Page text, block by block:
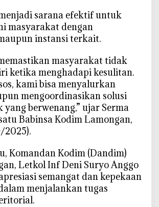
n
K
o
s
o
s
d
D
e
sarana efektif untuk
masyarakat dengan
instansi terkait.
masyarakat tidak
ketika menghadapi kesulitan.
kami bisa menyalurkan
mengoordinasikan solusi
yang berwenang,” ujar Serma
Babinsa Kodim Lamongan,
2025).
Komandan Kodim (Dandim)
Letkol Inf Deni Suryo Anggo
semangat dan kepekaan
menjalankan tugas